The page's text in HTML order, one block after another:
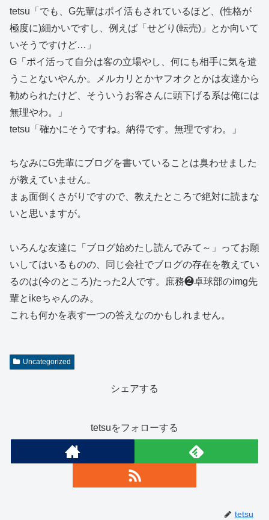
tetsu「でも、G先輩はポイ活もされているほど、(性格が
極度に)細かいですし、例えば「せどり(転売)」とか向いて
いそうですけど…」
G「ポイ活って自分は客の立場やし、何にも相手に気を遣
うことないやんか。メルカリとかヤフオクとかは友達から
勧められたけど、そういうお客さんに頭下げる系は俺には
無理やわ。」
tetsu「確かにそうですね。納得です。無理ですわ。」
ちなみにG先輩にブログを書いていることは臭わせました
が教えていません。
まぁ面倒くさがりですので、教えたところで絶対に読まな
いと思いますが。
いろんな友達に「ブログ始めたし読んでみて～」ってお願
いしてはいるものの、同じ会社でブログの存在を教えてい
るのは(今のところ)たった2人です。庶務❷卓球部のimg先
輩とikeちゃんのみ。
これも何かを表す一つの答えなのかもしれません。
Uncategorized
シェアする
tetsuをフォローする
tetsu